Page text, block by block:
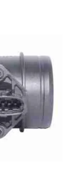
$30.000.